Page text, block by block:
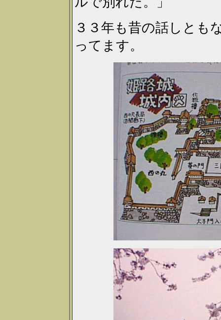
３３年も昔の話しとも
ってます。